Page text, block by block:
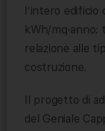
l’intero
kWh/
relazione alle
costruzione.
Il progetto di
del Geniale